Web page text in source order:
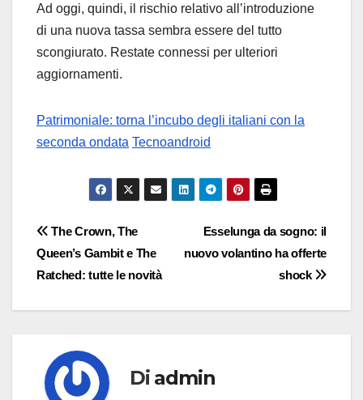
Ad oggi, quindi, il rischio relativo all’introduzione
di una nuova tassa sembra essere del tutto
scongiurato. Restate connessi per ulteriori
aggiornamenti.
Patrimoniale: torna l’incubo degli italiani con la
seconda ondata Tecnoandroid
Navigazione
articoli
Esselunga da sogno: il
nuovo volantino ha offerte
shock
The Crown, The
Queen’s Gambit e The
Ratched: tutte le novità
Di admin